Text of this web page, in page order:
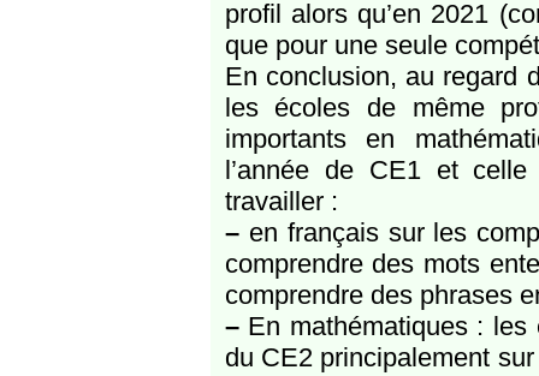
profil alors qu’en 2021
que pour une seule
En conclusion, au regard
les écoles de même
importants en
l’année de CE1 et
travailler :
–en français sur les
comprendre des mots
comprendre des phrases
–En mathématiques : les
du CE2 principalement